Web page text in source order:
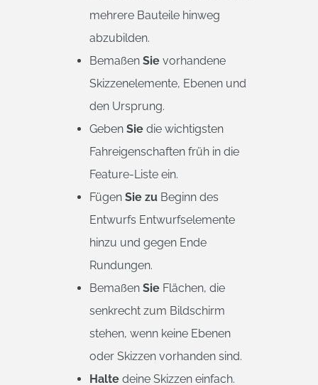
mehrere Bauteile hinweg
abzubilden.
Bemaßen Sie vorhandene
Skizzenelemente, Ebenen und
den Ursprung.
Geben Sie die wichtigsten
Fahreigenschaften früh in die
Feature-Liste ein.
Fügen Sie zu Beginn des
Entwurfs Entwurfselemente
hinzu und gegen Ende
Rundungen.
Bemaßen Sie Flächen, die
senkrecht zum Bildschirm
stehen, wenn keine Ebenen
oder Skizzen vorhanden sind.
Halte deine Skizzen einfach.